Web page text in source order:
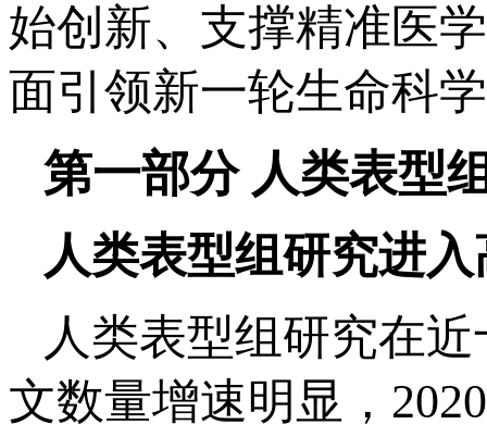
始创新、支撑精准医
面引领新一轮生命科
第一部分 人类表型
人类表型组研究进
人类表型组研究在
文数量增速明显，